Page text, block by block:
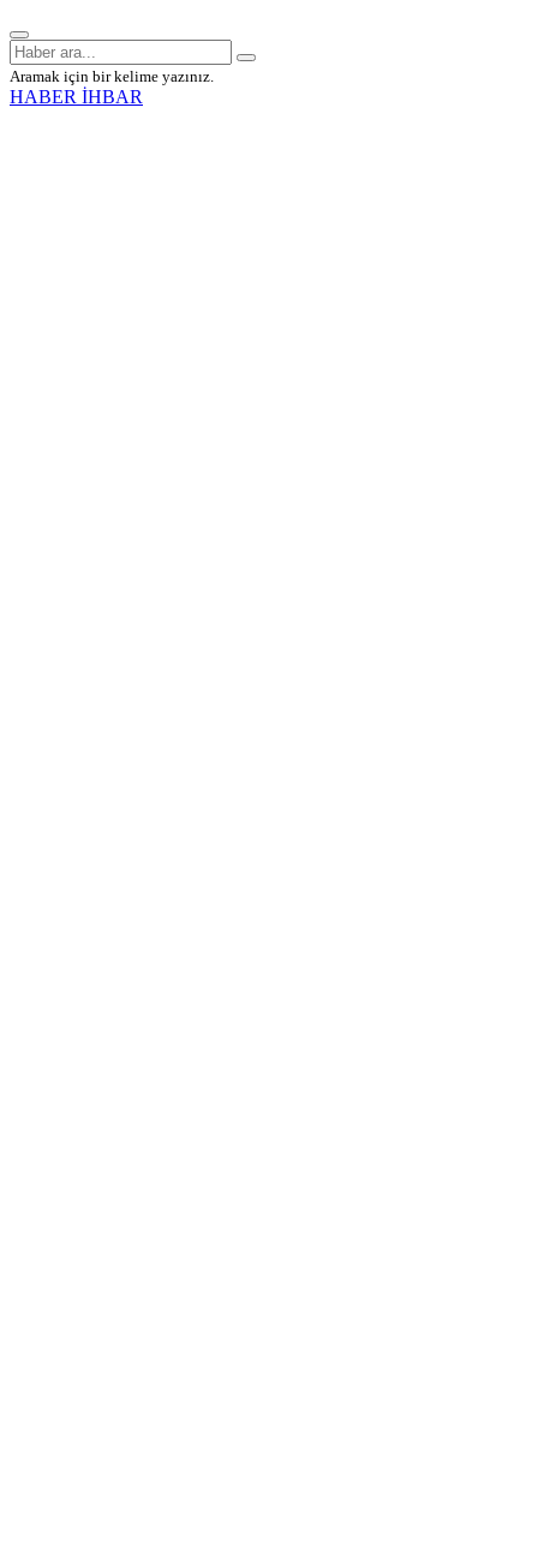
Aramak için bir kelime yazınız.
HABER İHBAR